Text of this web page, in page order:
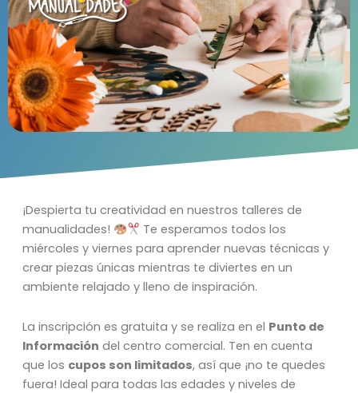
¡Despierta tu creatividad en nuestros talleres de
manualidades!
Te esperamos todos los
miércoles y viernes para aprender nuevas técnicas y
crear piezas únicas mientras te diviertes en un
ambiente relajado y lleno de inspiración.
La inscripción es gratuita y se realiza en el Punto de
Información del centro comercial. Ten en cuenta
que los cupos son limitados, así que ¡no te quedes
fuera! Ideal para todas las edades y niveles de